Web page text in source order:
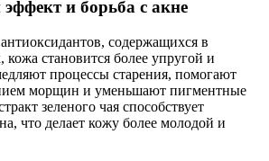
и борьба с акне
антиоксидантов, содержащихся в
кожа становится более упругой и
процессы старения, помогают
морщин и уменьшают пигментные
зеленого чая способствует
что делает кожу более молодой и